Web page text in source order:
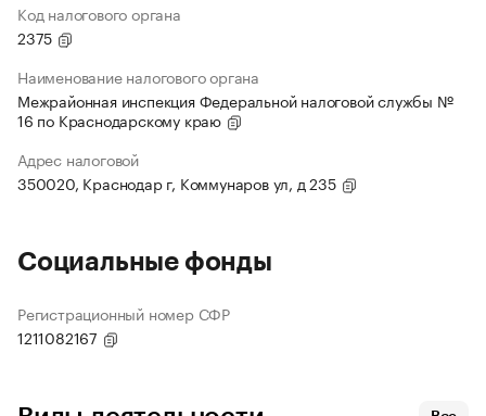
Код налогового органа
2375
Наименование налогового органа
Межрайонная инспекция Федеральной налоговой службы №
16 по Краснодарскому краю
Адрес налоговой
350020, Краснодар г, Коммунаров ул, д 235
Социальные фонды
Регистрационный номер СФР
1211082167